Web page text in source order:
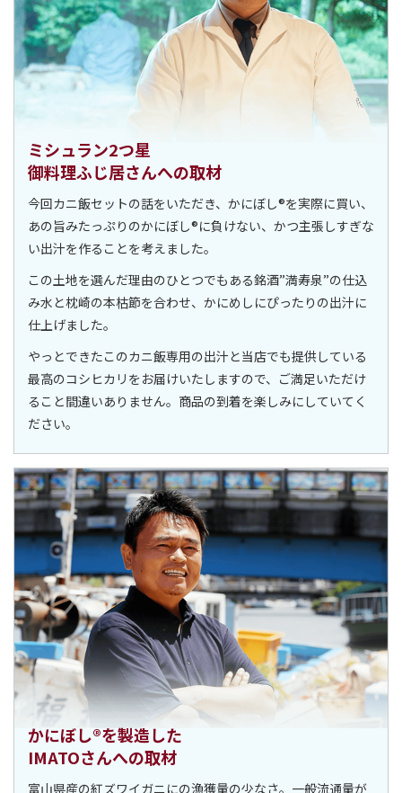
ミシュラン2つ星
御料理ふじ居さんへの取材
今回カニ飯セットの話をいただき、かにぼし®を実際に買い、
あの旨みたっぷりのかにぼし®に負けない、かつ主張しすぎな
い出汁を作ることを考えました。
この土地を選んだ理由のひとつでもある銘酒”満寿泉”の仕込
み水と枕崎の本枯節を合わせ、かにめしにぴったりの出汁に
仕上げました。
やっとできたこのカニ飯専用の出汁と当店でも提供している
最高のコシヒカリをお届けいたしますので、ご満足いただけ
ること間違いありません。商品の到着を楽しみにしていてく
ださい。
かにぼし®を製造した
IMATOさんへの取材
富山県産の紅ズワイガニにの漁獲量の少なさ。一般流通量が